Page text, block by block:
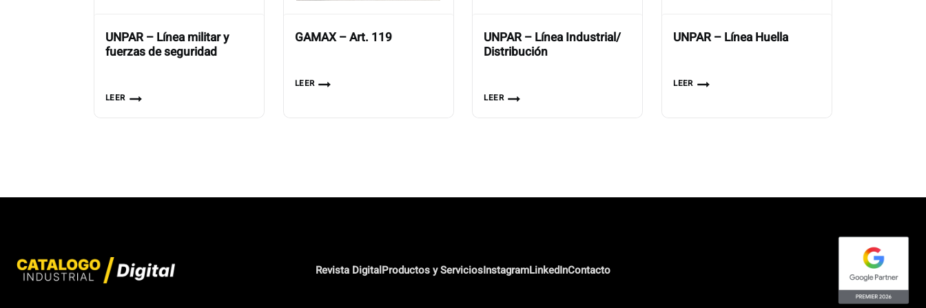
UNPAR – Línea militar y
fuerzas de seguridad
LEER
GAMAX – Art. 119
LEER
UNPAR – Línea Industrial/
Distribución
LEER
UNPAR – Línea Huella
LEER
Revista DigitalProductos y ServiciosInstagramLinkedInContacto